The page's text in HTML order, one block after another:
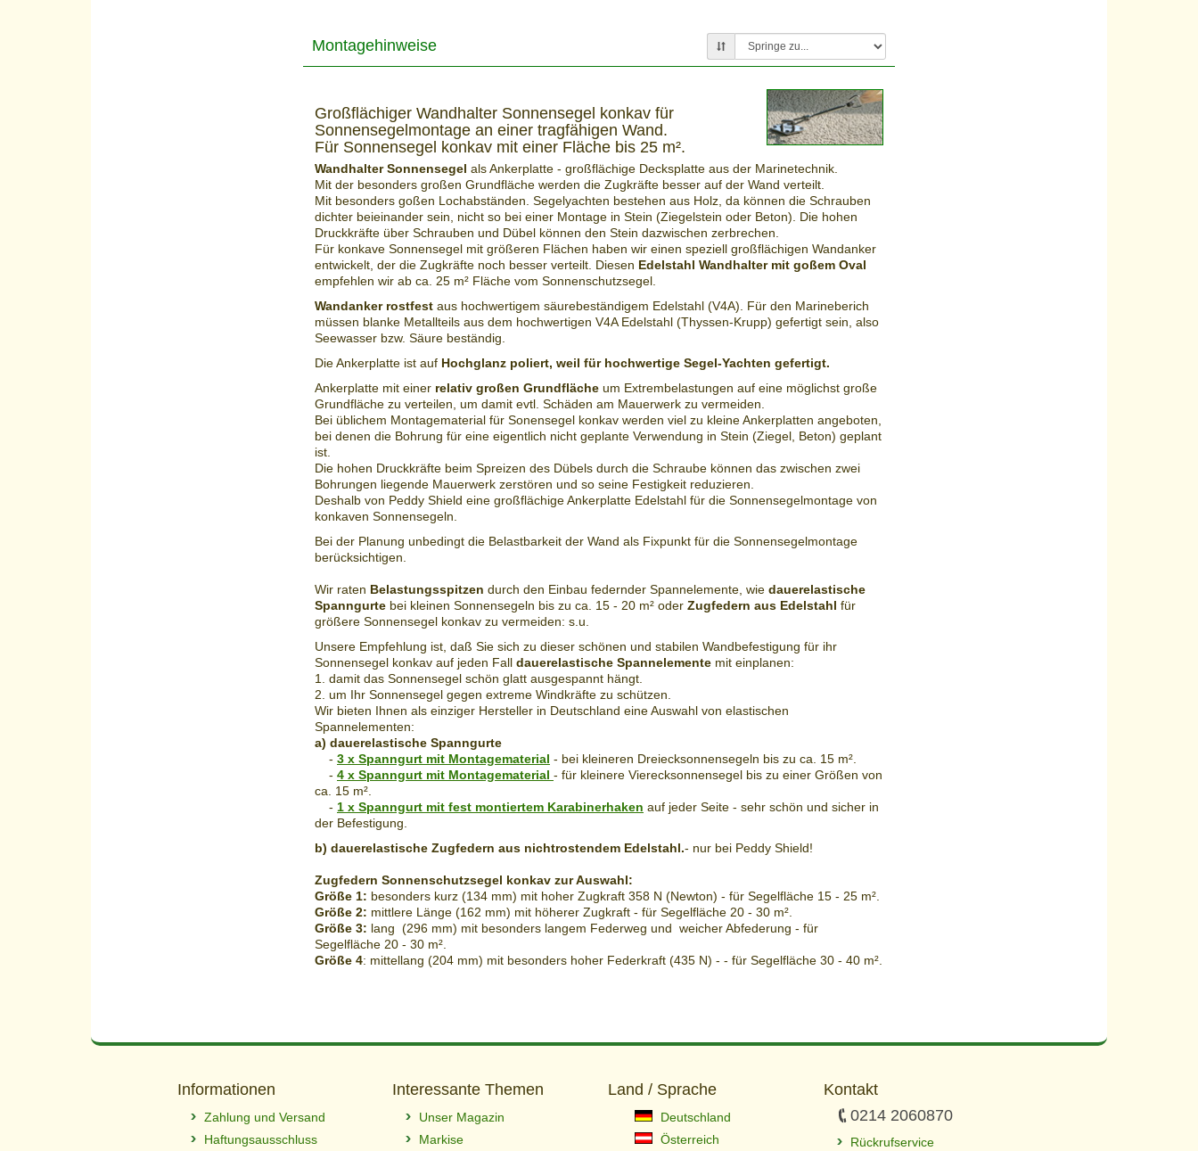
Montagehinweise
Großflächiger Wandhalter Sonnensegel konkav für
Sonnensegelmontage an einer tragfähigen Wand.
Für Sonnensegel konkav mit einer Fläche bis 25 m².
Wandhalter Sonnensegel als Ankerplatte - großflächige Decksplatte aus der Marinetechnik.
Mit der besonders großen Grundfläche werden die Zugkräfte besser auf der Wand verteilt.
Mit besonders goßen Lochabständen. Segelyachten bestehen aus Holz, da können die Schrauben
dichter beieinander sein, nicht so bei einer Montage in Stein (Ziegelstein oder Beton). Die hohen
Druckkräfte über Schrauben und Dübel können den Stein dazwischen zerbrechen.
Für konkave Sonnensegel mit größeren Flächen haben wir einen speziell großflächigen Wandanker
entwickelt, der die Zugkräfte noch besser verteilt. Diesen Edelstahl Wandhalter mit goßem Oval
empfehlen wir ab ca. 25 m² Fläche vom Sonnenschutzsegel.
Wandanker rostfest aus hochwertigem säurebeständigem Edelstahl (V4A). Für den Marineberich
müssen blanke Metallteils aus dem hochwertigen V4A Edelstahl (Thyssen-Krupp) gefertigt sein, also
Seewasser bzw. Säure beständig.
Die Ankerplatte ist auf Hochglanz poliert, weil für hochwertige Segel-Yachten gefertigt.
Ankerplatte mit einer relativ großen Grundfläche um Extrembelastungen auf eine möglichst große
Grundfläche zu verteilen, um damit evtl. Schäden am Mauerwerk zu vermeiden.
Bei üblichem Montagematerial für Sonensegel konkav werden viel zu kleine Ankerplatten angeboten,
bei denen die Bohrung für eine eigentlich nicht geplante Verwendung in Stein (Ziegel, Beton) geplant
ist.
Die hohen Druckkräfte beim Spreizen des Dübels durch die Schraube können das zwischen zwei
Bohrungen liegende Mauerwerk zerstören und so seine Festigkeit reduzieren.
Deshalb von Peddy Shield eine großflächige Ankerplatte Edelstahl für die Sonnensegelmontage von
konkaven Sonnensegeln.
Bei der Planung unbedingt die Belastbarkeit der Wand als Fixpunkt für die Sonnensegelmontage
berücksichtigen.
Wir raten Belastungsspitzen durch den Einbau federnder Spannelemente, wie dauerelastische
Spanngurte bei kleinen Sonnensegeln bis zu ca. 15 - 20 m² oder Zugfedern aus Edelstahl für
größere Sonnensegel konkav zu vermeiden: s.u.
Unsere Empfehlung ist, daß Sie sich zu dieser schönen und stabilen Wandbefestigung für ihr
Sonnensegel konkav auf jeden Fall dauerelastische Spannelemente mit einplanen:
1. damit das Sonnensegel schön glatt ausgespannt hängt.
2. um Ihr Sonnensegel gegen extreme Windkräfte zu schützen.
Wir bieten Ihnen als einziger Hersteller in Deutschland eine Auswahl von elastischen
Spannelementen:
a) dauerelastische Spanngurte
- 3 x Spanngurt mit Montagematerial - bei kleineren Dreiecksonnensegeln bis zu ca. 15 m².
- 4 x Spanngurt mit Montagematerial - für kleinere Vierecksonnensegel bis zu einer Größen von
ca. 15 m².
- 1 x Spanngurt mit fest montiertem Karabinerhaken auf jeder Seite - sehr schön und sicher in
der Befestigung.
b) dauerelastische Zugfedern aus nichtrostendem Edelstahl.- nur bei Peddy Shield!
Zugfedern Sonnenschutzsegel konkav zur Auswahl:
Größe 1: besonders kurz (134 mm) mit hoher Zugkraft 358 N (Newton) - für Segelfläche 15 - 25 m².
Größe 2: mittlere Länge (162 mm) mit höherer Zugkraft - für Segelfläche 20 - 30 m².
Größe 3: lang (296 mm) mit besonders langem Federweg und weicher Abfederung - für
Segelfläche 20 - 30 m².
Größe 4: mittellang (204 mm) mit besonders hoher Federkraft (435 N) - - für Segelfläche 30 - 40 m².
Informationen
Zahlung und Versand
Haftungsausschluss
Interessante Themen
Unser Magazin
Markise
Land / Sprache
Deutschland
Österreich
Kontakt
0214 2060870
Rückrufservice